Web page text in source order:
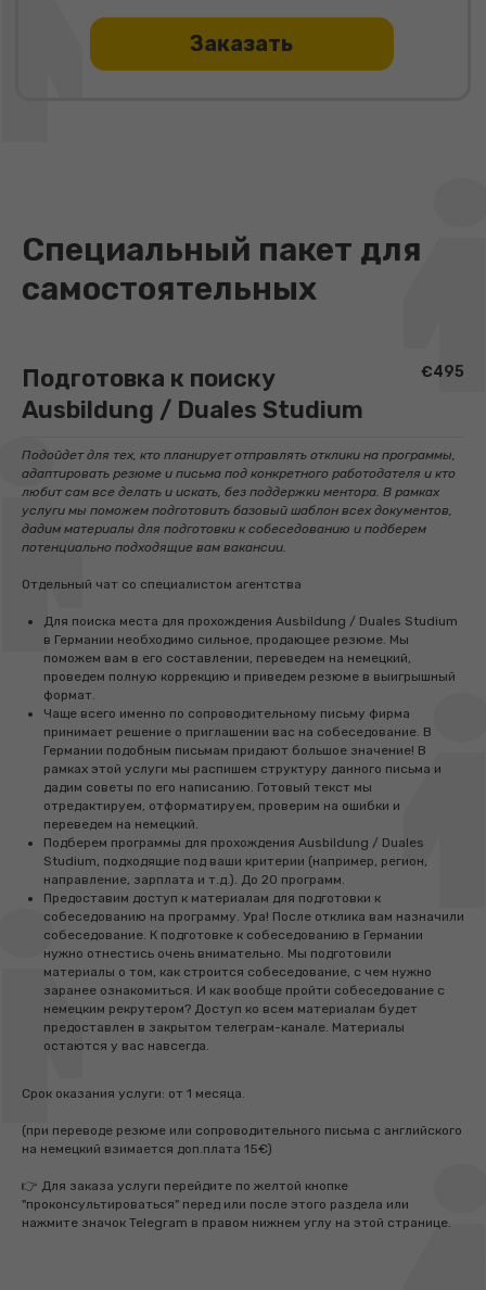
Специальный пакет для
самостоятельных
Подготовка к поиску
Ausbildung / Duales Studium
€495
Подойдет для тех, кто планирует отправлять отклики на программы,
адаптировать резюме и письма под конкретного работодателя и кто
любит сам все делать и искать, без поддержки ментора. В рамках
услуги мы поможем подготовить базовый шаблон всех документов,
дадим материалы для подготовки к собеседованию и подберем
потенциально подходящие вам вакансии.
Отдельный чат со специалистом агентства
Для поиска места для прохождения Ausbildung / Duales Studium
в Германии необходимо сильное, продающее резюме. Мы
поможем вам в его составлении, переведем на немецкий,
проведем полную коррекцию и приведем резюме в выигрышный
формат.
Чаще всего именно по сопроводительному письму фирма
принимает решение о приглашении вас на собеседование. В
Германии подобным письмам придают большое значение! В
рамках этой услуги мы распишем структуру данного письма и
дадим советы по его написанию. Готовый текст мы
отредактируем, отформатируем, проверим на ошибки и
переведем на немецкий.
Подберем программы для прохождения Ausbildung / Duales
Studium, подходящие под ваши критерии (например, регион,
направление, зарплата и т.д.). До 20 программ.
Предоставим доступ к материалам для подготовки к
собеседованию на программу. Ура! После отклика вам назначили
собеседование. К подготовке к собеседованию в Германии
нужно отнестись очень внимательно. Мы подготовили
материалы о том, как строится собеседование, с чем нужно
заранее ознакомиться. И как вообще пройти собеседование с
немецким рекрутером? Доступ ко всем материалам будет
предоставлен в закрытом телеграм-канале. Материалы
остаются у вас навсегда.
Срок оказания услуги: от 1 месяца.
(при переводе резюме или сопроводительного письма с английского
на немецкий взимается доп.плата 15€)
👉 Для заказа услуги перейдите по желтой кнопке
"проконсультироваться" перед или после этого раздела или
нажмите значок Telegram в правом нижнем углу на этой странице.